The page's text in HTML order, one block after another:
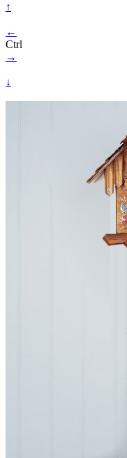
↑
←
Ctrl
→
↓